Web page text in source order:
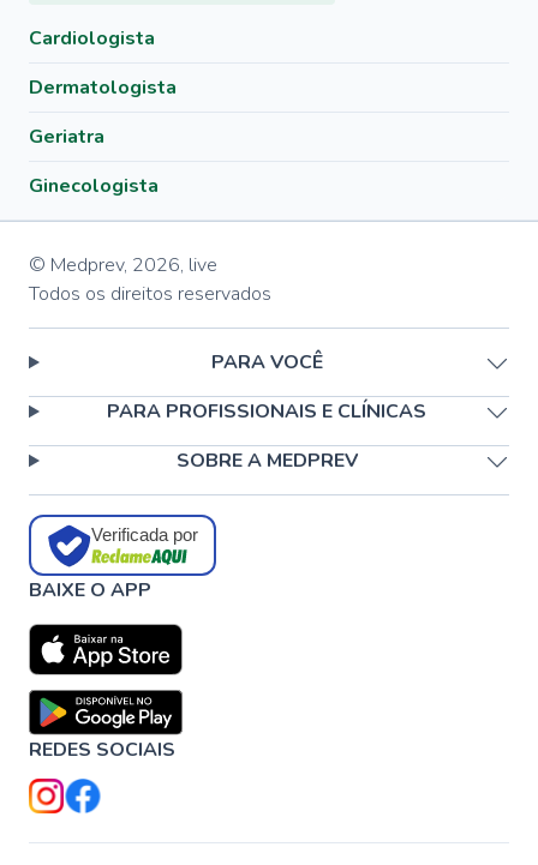
Cardiologista
Dermatologista
Geriatra
Ginecologista
© Medprev, 2026, live
Todos os direitos reservados
PARA VOCÊ
PARA PROFISSIONAIS E CLÍNICAS
SOBRE A MEDPREV
Verificada por
BAIXE O APP
REDES SOCIAIS